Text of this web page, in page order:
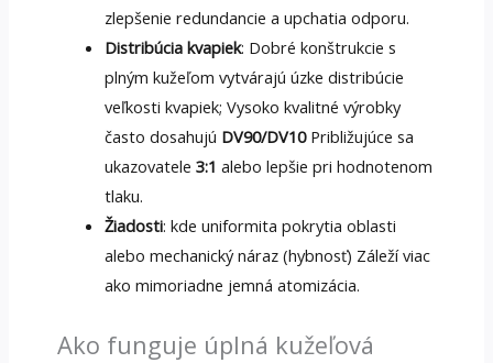
zlepšenie redundancie a upchatia odporu.
Distribúcia kvapiek: Dobré konštrukcie s
plným kužeľom vytvárajú úzke distribúcie
veľkosti kvapiek; Vysoko kvalitné výrobky
často dosahujú DV90/DV10Približujúce sa
ukazovatele3:1 alebo lepšie pri hodnotenom
tlaku.
Žiadosti: kde uniformita pokrytia oblasti
alebo mechanický náraz (hybnosť) Záleží viac
ako mimoriadne jemná atomizácia.
Ako funguje úplná kužeľová